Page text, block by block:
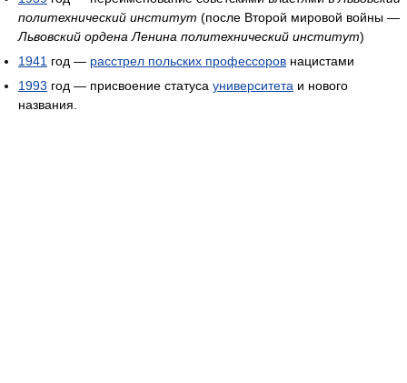
политехнический институт (после Второй мировой войны —
Львовский ордена Ленина политехнический институт)
1941 год — расстрел польских профессоров нацистами
1993 год — присвоение статуса университета и нового
названия.